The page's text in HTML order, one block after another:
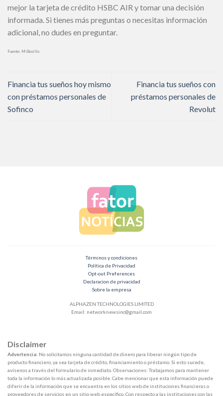
mejor la tarjeta de crédito HSBC AIR y tomar una decisión
informada. Si tienes más preguntas o necesitas información
adicional, no dudes en preguntar.
Fuente: MiBosillo
Financia tus sueños hoy mismo
con préstamos personales de
Sofinco
Financia tus sueños con
préstamos personales de
Revolut
Términos y condiciones
Política de Privacidad
Opt-out Preferences
Declaracion de privacidad
Sobre la empresa
ALPHAZEN TECHNOLOGIES LIMITED
Email: networknewsinc@gmail.com
Disclaimer
Advertencia: No solicitamos ninguna cantidad de dinero para liberar ningún tipo de
producto financiero, ya sea tarjeta de crédito, financiamiento o préstamo. Si esto sucede,
avísenos a través del formulario de inmediato. Observaciones: Trabajamos para mantener
toda la información lo más actualizada posible. Cabe mencionar que esta información puede
diferir de la información que se encuentra en los sitios web de instituciones financieras o
proveedores de servicios en un sitio web específico. Con respecto a las instituciones con las